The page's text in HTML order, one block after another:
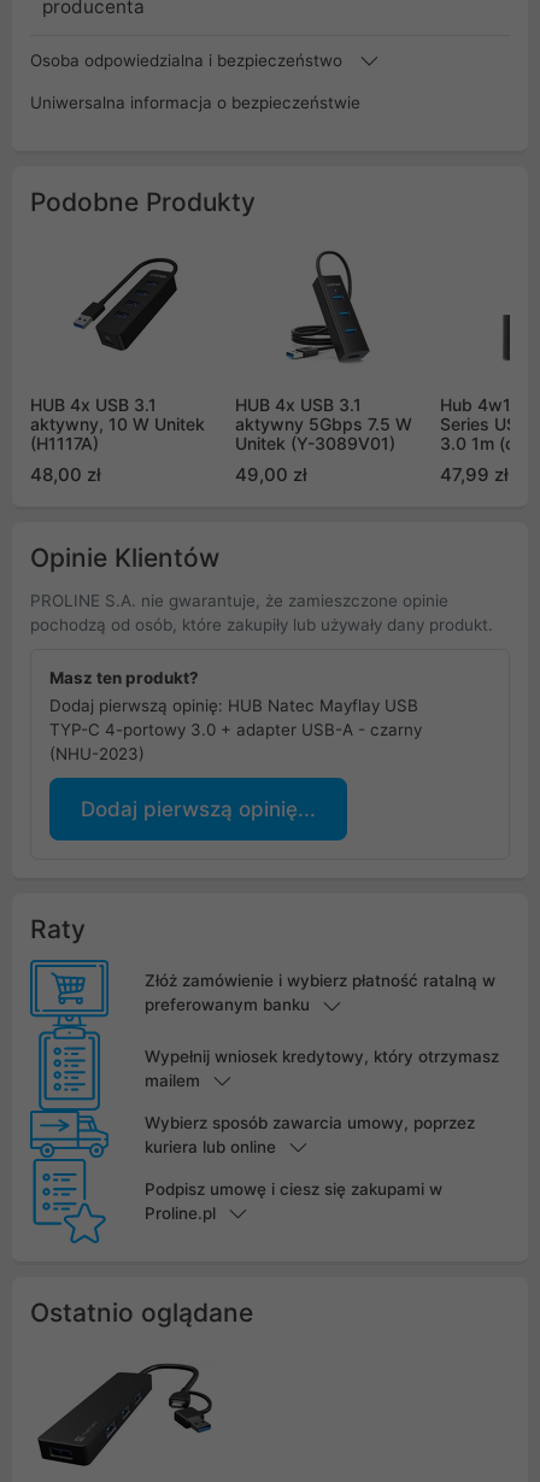
producenta
Osoba odpowiedzialna i bezpieczeństwo
Uniwersalna informacja o bezpieczeństwie
Podobne Produkty
HUB 4x USB 3.1
aktywny, 10 W Unitek
(H1117A)
48,00 zł
HUB 4x USB 3.1
aktywny 5Gbps 7.5 W
Unitek (Y-3089V01)
49,00 zł
Hub 4w1
Series USB
3.0 1m
47,99 zł
Opinie Klientów
PROLINE S.A. nie gwarantuje, że zamieszczone opinie
pochodzą od osób, które zakupiły lub używały dany produkt.
Masz ten produkt?
Dodaj pierwszą opinię: HUB Natec Mayflay USB
TYP-C 4-portowy 3.0 + adapter USB-A - czarny
(NHU-2023)
Dodaj pierwszą opinię...
Raty
Złóż zamówienie i wybierz płatność ratalną w
preferowanym banku
Wypełnij wniosek kredytowy, który otrzymasz
mailem
Wybierz sposób zawarcia umowy, poprzez
kuriera lub online
Podpisz umowę i ciesz się zakupami w
Proline.pl
Ostatnio oglądane